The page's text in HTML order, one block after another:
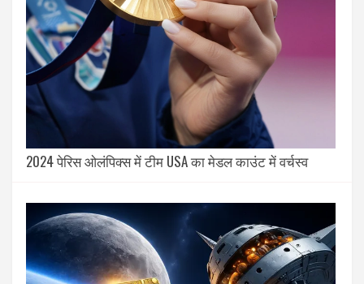
2024 पेरिस ओलंपिक्स में टीम USA का मेडल काउंट में वर्चस्व